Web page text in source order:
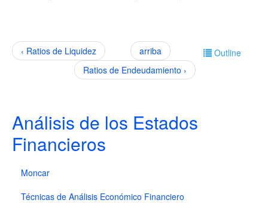
Outline
‹ Ratios de Liquidez
arriba
Ratios de Endeudamiento ›
Análisis de los Estados
Financieros
Moncar
Técnicas de Análisis Económico Financiero